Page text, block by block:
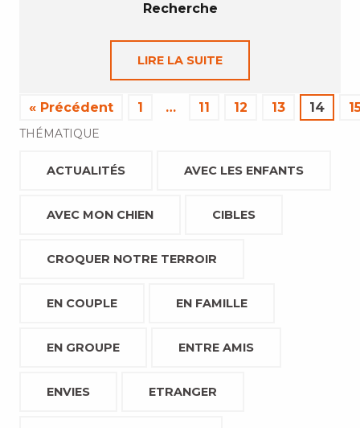
Recherche
LIRE LA SUITE
« Précédent 1 … 11 12 13 14
THÉMATIQUE
ACTUALITÉS AVEC LES ENFANTS
AVEC MON CHIEN CIBLES
CROQUER NOTRE TERROIR
EN COUPLE EN FAMILLE
EN GROUPE ENTRE AMIS
ENVIES ETRANGER